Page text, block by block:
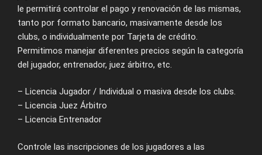
le permitirá controlar el pago y renovación de las mismas,
tanto por formato bancario, masivamente desde los
clubs, o individualmente por Tarjeta de crédito.
Permitimos manejar diferentes precios según la categoría
del jugador, entrenador, juez árbitro, etc.
– Licencia Jugador / Individual o masiva desde los clubs.
– Licencia Juez Árbitro
– Licencia Entrenador
Controle las inscripciones de los jugadores a las